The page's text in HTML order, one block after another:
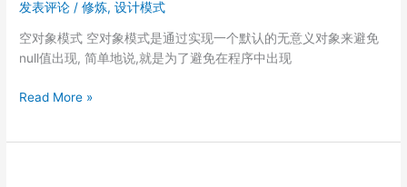
发表评论 /修炼,设计模式
空对象模式 空对象模式是通过实现一个默认的无意义对象来避免
null值出现, 简单地说,就是为了避免在程序中出现
设
Read More »